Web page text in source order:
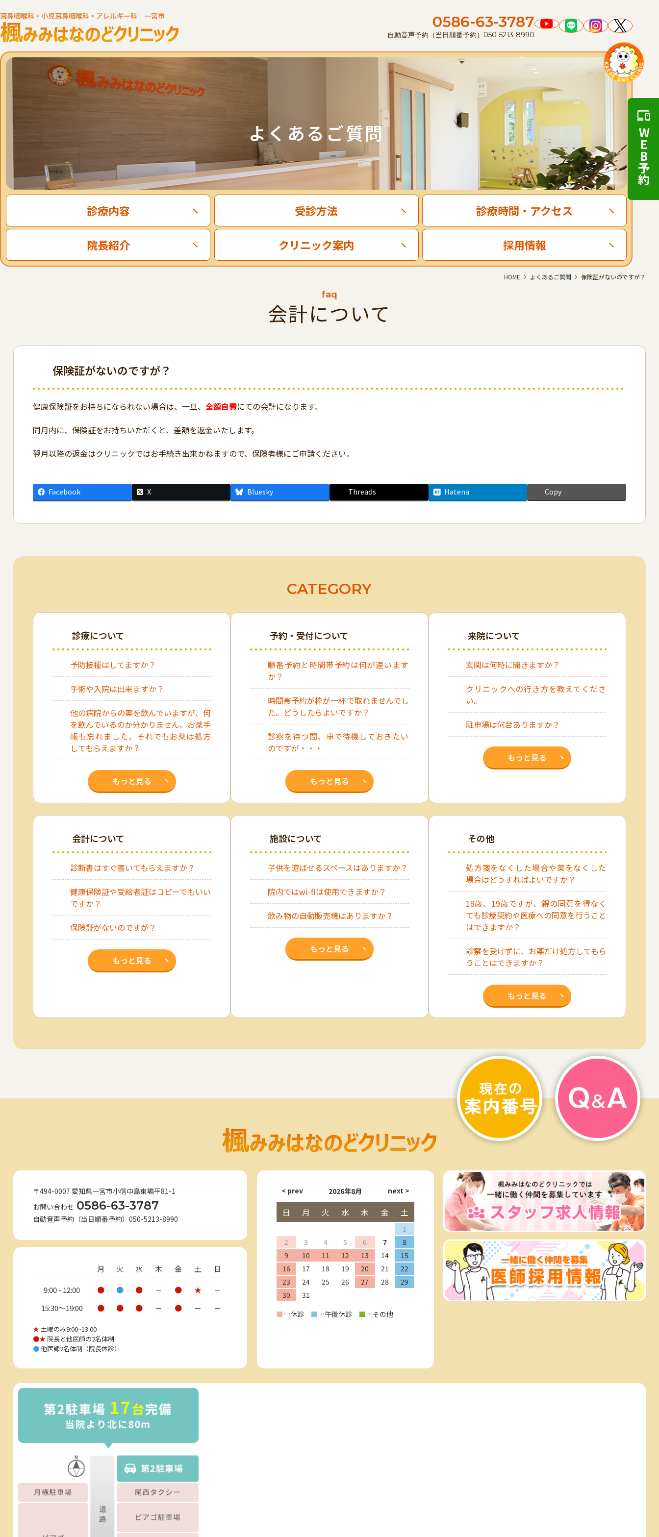
WEB予約
耳鼻咽喉科・小児耳鼻咽喉科・アレルギー科｜一宮市 0586-63-3787
自動音声予約（当日順番予約）050-5213-8990
よくあるご質問
診療内容 受診方法 診療時間 ・ アクセス
院長紹介 クリニック案内 採用情報
HOME よくあるご質問 保険証がないのですが？
faq
会計について
保険証がないのですが？
健康保険証をお持ちになられない場合は、一旦、 全額自費にての会計になります。
同月内に、保険証をお持ちいただくと、差額を返金いたします。
翌月以降の返金はクリニックではお手続き出来かねますので、保険者様にご申請ください。
Facebook X Bluesky Threads Hatena Copy
CATEGORY
診療について
予防接種はしてますか？
手術や入院は出来ますか？
他の病院からの薬を飲んでいますが、何
を飲んでいるのか分かりません。お薬手
帳も忘れました。それでもお薬は処方
してもらえますか？
もっと見る
予約・受付について
順番予約と時間帯予約は何が違います
か？
時間帯予約が枠が一杯で取れませんでし
た。どうしたらよいですか？
診察を待つ間、車で待機しておきたい
のですが・・・
もっと見る
来院について
玄関は何時に開きますか？
クリニックへの行き方を教えてくださ
い。
駐車場は何台ありますか？
もっと見る
会計について
診断書はすぐ書いてもらえますか？
健康保険証や受給者証はコピーでもいい
ですか？
保険証がないのですが？
もっと見る
施設について
子供を遊ばせるスペースはありますか？
院内ではwi-fiは使用できますか？
飲み物の自動販売機はありますか？
もっと見る
その他
処方箋をなくした場合や薬をなくした
場合はどうすればよいですか？
18歳、19歳ですが、親の同意を得なく
ても診療契約や医療への同意を行うこと
はできますか？
診察を受けずに、お薬だけ処方してもら
うことはできますか？
もっと見る
〒494-0007 愛知県一宮市小信中島東鵯平81-1
お問い合わせ 0586-63-3787
自動音声予約（当日順番予約）050-5213-8990
月 火 水 木 金 土 日
9:00 - 12:00 ● ● ● － ● ★
－
15:30〜19:00
● ● ● － ● － －
★土曜のみ9:00~13:00
●★院長と他医師の2名体制
●他医師2名体制（院長休診）
2026年8月
日 月 火 水 木 金 土
1
2
3 4 5 6 7
8
9
10 11 12 13 14
15
16
17 18 19 20 21
22
23
24 25 26 27 28
29
30
31
■ …休診 ■…午後休診 ■…その他